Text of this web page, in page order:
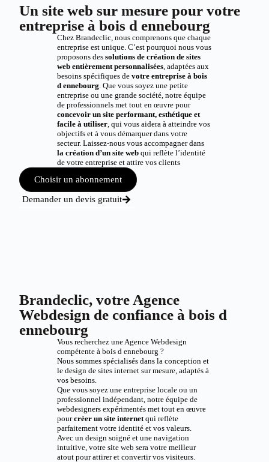
Un site web sur mesure pour votre
entreprise à bois d ennebourg
Chez Brandeclic, nous comprenons que chaque
entreprise est unique. C’est pourquoi nous vous
proposons des solutions de création de sites
web entièrement personnalisées, adaptées aux
besoins spécifiques de votre entreprise à bois
d ennebourg. Que vous soyez une petite
entreprise ou une grande société, notre équipe
de professionnels met tout en œuvre pour
concevoir un site performant, esthétique et
facile à utiliser, qui vous aidera à atteindre vos
objectifs et à vous démarquer dans votre
secteur. Laissez-nous vous accompagner dans
la création d’un site webqui reflète l’identité
de votre entreprise et attire vos clients
Choisir un abonnement
Demander un devis gratuit
Brandeclic, votre Agence
Webdesign de confiance à bois d
ennebourg
Vous recherchez une Agence Webdesign
compétente à bois d ennebourg ?
Nous sommes spécialisés dans la conception et
le design de sites internet sur mesure, adaptés à
vos besoins.
Que vous soyez une entreprise locale ou un
professionnel indépendant, notre équipe de
webdesigners expérimentés met tout en œuvre
pourcréer un site internetqui reflète
parfaitement votre identité et vos valeurs.
Avec un design soigné et une navigation
intuitive, votre site web sera votre meilleur
atout pour attirer et convertir vos visiteurs.